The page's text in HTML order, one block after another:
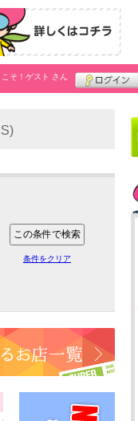
そ！ ゲスト さん
条件をクリア